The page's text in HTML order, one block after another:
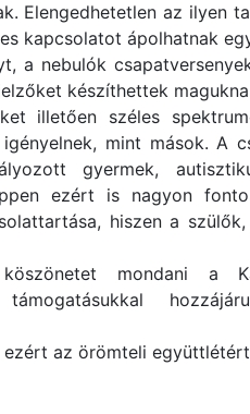
Elengedhetetlen az ilyen
kapcsolatot ápolhatnak
a nebulók
készíthettek
illetően széles
mint mások. A
gyermek,
ezért is nagyon
hiszen a
mondani a
támogatásukkal
ezért az örömteli